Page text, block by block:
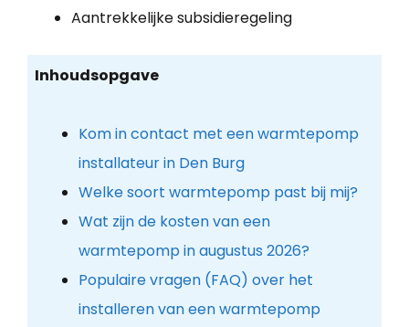
Aantrekkelijke subsidieregeling
Inhoudsopgave
Kom in contact met een warmtepomp
installateur in Den Burg
Welke soort warmtepomp past bij mij?
Wat zijn de kosten van een
warmtepomp in augustus 2026?
Populaire vragen (FAQ) over het
installeren van een warmtepomp